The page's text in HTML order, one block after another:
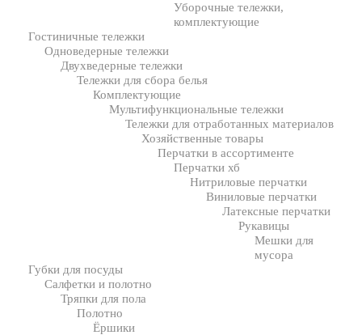
Уборочные тележки,
комплектующие
Гостиничные тележки
Одноведерные тележки
Двухведерные тележки
Тележки для сбора белья
Комплектующие
Мультифункциональные тележки
Тележки для отработанных материалов
Хозяйственные товары
Перчатки в ассортименте
Перчатки хб
Нитриловые перчатки
Виниловые перчатки
Латексные перчатки
Рукавицы
Мешки для
мусора
Губки для посуды
Салфетки и полотно
Тряпки для пола
Полотно
Ёршики